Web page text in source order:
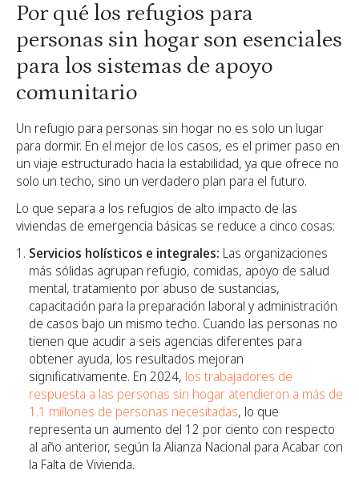
Por qué los refugios para
personas sin hogar son esenciales
para los sistemas de apoyo
comunitario
Un refugio para personas sin hogar no es solo un lugar
para dormir. En el mejor de los casos, es el primer paso en
un viaje estructurado hacia la estabilidad, ya que ofrece no
solo un techo, sino un verdadero plan para el futuro.
Lo que separa a los refugios de alto impacto de las
viviendas de emergencia básicas se reduce a cinco cosas:
Servicios holísticos e integrales: Las organizaciones
más sólidas agrupan refugio, comidas, apoyo de salud
mental, tratamiento por abuso de sustancias,
capacitación para la preparación laboral y administración
de casos bajo un mismo techo. Cuando las personas no
tienen que acudir a seis agencias diferentes para
obtener ayuda, los resultados mejoran
significativamente. En 2024, los trabajadores de
respuesta a las personas sin hogar atendieron a más de
1.1 millones de personas necesitadas, lo que
representa un aumento del 12 por ciento con respecto
al año anterior, según la Alianza Nacional para Acabar con
la Falta de Vivienda.